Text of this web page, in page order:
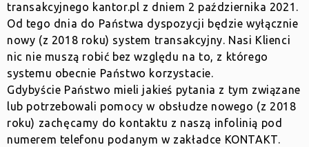
transakcyjnego kantor.pl z dniem 2 października 2021.
Od tego dnia do Państwa dyspozycji będzie wyłącznie
nowy (z 2018 roku) system transakcyjny. Nasi Klienci
nic nie muszą robić bez względu na to, z którego
systemu obecnie Państwo korzystacie.
Gdybyście Państwo mieli jakieś pytania z tym związane
lub potrzebowali pomocy w obsłudze nowego (z 2018
roku) zachęcamy do kontaktu z naszą infolinią pod
numerem telefonu podanym w zakładce KONTAKT.